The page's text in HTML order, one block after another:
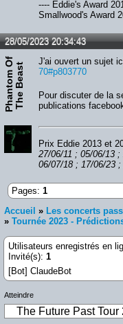
---- Eddie's Award
Smallwood's Award
28/05/2023 20:34:43
P
h
a
n
t
o
m
O
f
T
h
e
B
e
a
st
J'ai ouvert un sujet
70#p803770
Pour discuter de la
publications
Prix Eddie 2013 et
27/06/11 ; 05/06/13
06/07/18 ; 17/06/23
Pages: 1
Accueil » Les concerts
» Tournée 2023 -
Utilisateurs enregistrés en
Invité(s): 1
[Bot] ClaudeBot
Atteindre